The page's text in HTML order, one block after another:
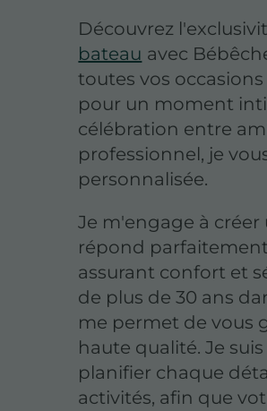
Découvrez
bateau avec
toutes vos
pour un moment
célébration entre
professionnel, je
personnalisée.
Je m'engage à créer
répond
assurant confort et
de plus de 30 ans
me permet de vous
haute qualité. Je
planifier chaque
activités, afin que